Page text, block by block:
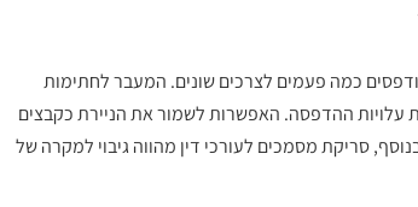
כמה פעמים לצרכים שונים. המעבר לחתימות
עלויות ההדפסה. האפשרות לשמור את הניירת כקבצים
סריקת מסמכים לעורכי דין מהווה גיבוי למקרה של